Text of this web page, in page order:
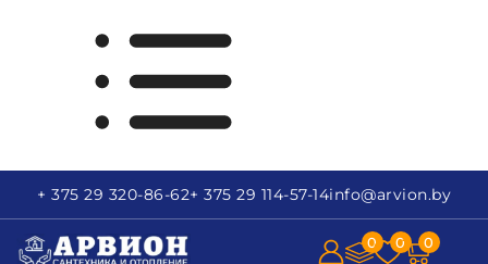
+ 375 29 320-86-62+ 375 29 114-57-14info@arvion.by
0 0 0